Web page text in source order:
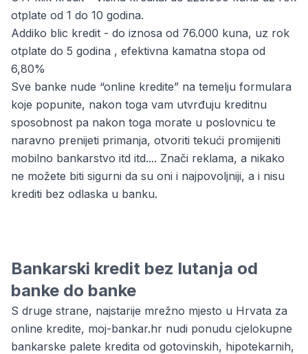
otplate od 1 do 10 godina.
Addiko blic kredit - do iznosa od 76.000 kuna, uz rok
otplate do 5 godina , efektivna kamatna stopa od
6,80%
Sve banke nude “online kredite” na temelju formulara
koje popunite, nakon toga vam utvrđuju kreditnu
sposobnost pa nakon toga morate u poslovnicu te
naravno prenijeti primanja, otvoriti tekući promijeniti
mobilno bankarstvo itd itd.... Znači reklama, a nikako
ne možete biti sigurni da su oni i najpovoljniji, a i nisu
krediti bez odlaska u banku.
Bankarski kredit bez lutanja od
banke do banke
S druge strane, najstarije mrežno mjesto u Hrvata za
online kredite, moj-bankar.hr nudi ponudu cjelokupne
bankarske palete kredita od gotovinskih, hipotekarnih,